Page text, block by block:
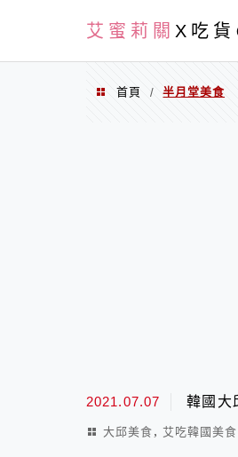
艾蜜莉關 X吃貨
首頁 / 半月堂美食
2021.07.07 韓國大
大邱美食 , 艾吃韓國美食